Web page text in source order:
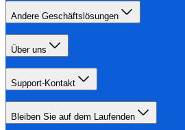
Andere Geschäftslösungen
Über uns
Support-Kontakt
Bleiben Sie auf dem Laufenden